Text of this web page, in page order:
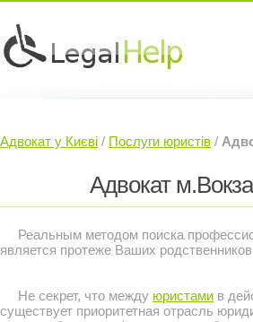
Адвокат у Києві / Послуги юристів /
Адвокат
Реальным методом поиска
является протеже Ваших
Не секрет, что между юристами в
существует приоритетная отрасль